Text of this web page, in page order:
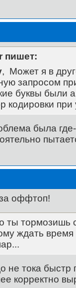
пишет:
, Может я в
запросом
буквы были
кодировки при
была
оффтоп!
ты тормозишь
ждать
не тока быстр
корректно